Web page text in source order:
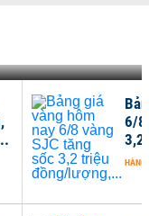
6/8
3,2
HÀNG